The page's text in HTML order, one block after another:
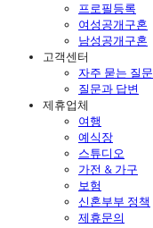
프로필등록
여성공개구혼
남성공개구혼
고객센터
자주 묻는 질문
질문과 답변
제휴업체
여행
예식장
스튜디오
가전 & 가구
보험
신혼부부 정책
제휴문의